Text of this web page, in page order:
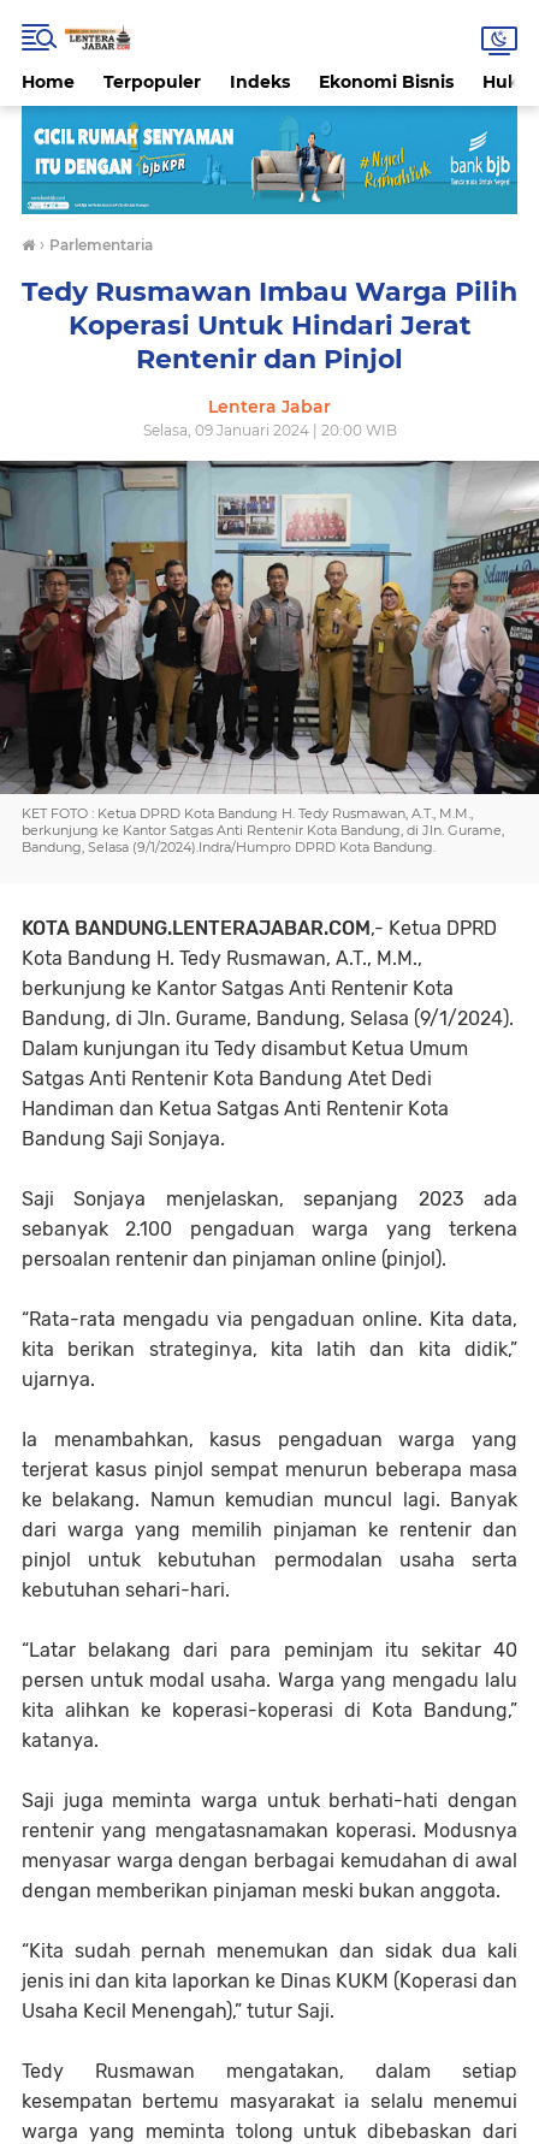
Home Terpopuler Indeks Ekonomi Bisnis
› Parlementaria
Tedy Rusmawan Imbau Warga Pilih
Koperasi Untuk Hindari Jerat
Rentenir dan Pinjol
Lentera Jabar
Selasa, 09 Januari 2024 | 20:00 WIB
KET FOTO : Ketua DPRD Kota Bandung H. Tedy Rusmawan, A.T., M.M.,
berkunjung ke Kantor Satgas Anti Rentenir Kota Bandung, di Jln. Gurame,
Bandung, Selasa (9/1/2024).Indra/Humpro DPRD Kota Bandung.
KOTA BANDUNG.LENTERAJABAR.COM,- Ketua DPRD
Kota Bandung H. Tedy Rusmawan, A.T., M.M.,
berkunjung ke Kantor Satgas Anti Rentenir Kota
Bandung, di Jln. Gurame, Bandung, Selasa (9/1/2024).
Dalam kunjungan itu Tedy disambut Ketua Umum
Satgas Anti Rentenir Kota Bandung Atet Dedi
Handiman dan Ketua Satgas Anti Rentenir Kota
Bandung Saji Sonjaya.
Saji Sonjaya menjelaskan, sepanjang 2023 ada
sebanyak 2.100 pengaduan warga yang terkena
persoalan rentenir dan pinjaman online (pinjol).
“Rata-rata mengadu via pengaduan online. Kita data,
kita berikan strateginya, kita latih dan kita didik,”
ujarnya.
Ia menambahkan, kasus pengaduan warga yang
terjerat kasus pinjol sempat menurun beberapa masa
ke belakang. Namun kemudian muncul lagi. Banyak
dari warga yang memilih pinjaman ke rentenir dan
pinjol untuk kebutuhan permodalan usaha serta
kebutuhan sehari-hari.
“Latar belakang dari para peminjam itu sekitar 40
persen untuk modal usaha. Warga yang mengadu lalu
kita alihkan ke koperasi-koperasi di Kota Bandung,”
katanya.
Saji juga meminta warga untuk berhati-hati dengan
rentenir yang mengatasnamakan koperasi. Modusnya
menyasar warga dengan berbagai kemudahan di awal
dengan memberikan pinjaman meski bukan anggota.
“Kita sudah pernah menemukan dan sidak dua kali
jenis ini dan kita laporkan ke Dinas KUKM (Koperasi dan
Usaha Kecil Menengah),” tutur Saji.
Tedy Rusmawan mengatakan, dalam setiap
kesempatan bertemu masyarakat ia selalu menemui
warga yang meminta tolong untuk dibebaskan dari